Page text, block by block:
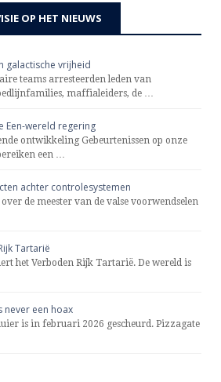
OP HET NIEUWS
galactische vrijheid
teams arresteerden leden van
maffialeiders, de …
Een-wereld regering
ontwikkeling Gebeurtenissen op onze
een …
achter controlesystemen
de meester van de valse voorwendselen
Tartarië
het Verboden Rijk Tartarië. De wereld is
never een hoax
is in februari 2026 gescheurd. Pizzagate